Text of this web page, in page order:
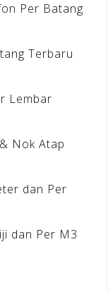
Per Batang
Terbaru
Lembar
Nok Atap
dan Per
dan Per M3